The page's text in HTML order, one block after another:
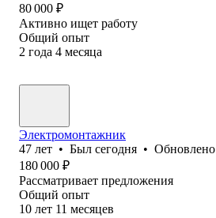
80 000 ₽
Активно ищет работу
Общий опыт
2 года 4 месяца
Электромонтажник
47 лет • Был сегодня • Обновлено
180 000 ₽
Рассматривает предложения
Общий опыт
10 лет 11 месяцев